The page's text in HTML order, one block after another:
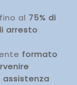
al 75% di
arresto
formato
assistenza